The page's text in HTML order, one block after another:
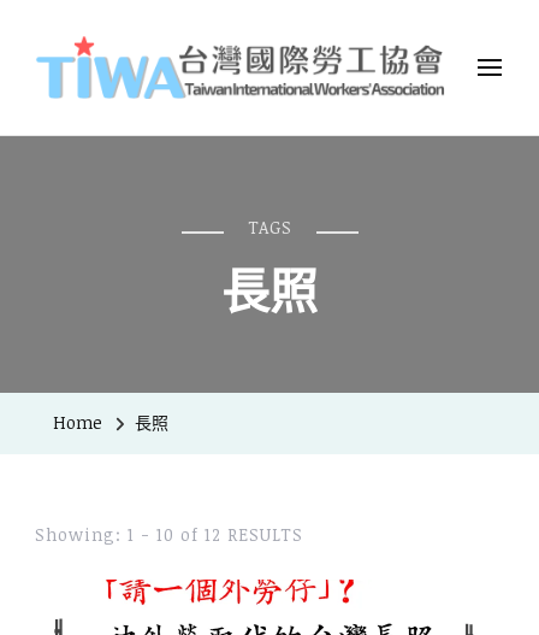
TIWA台灣國際勞工協會
台灣國際勞工協會（Taiwan International Workers
Association，簡稱TIWA），是全台第一個以國際移工為服務對象的
TAGS
長照
Home 長照
Showing: 1 - 10 of 12 RESULTS